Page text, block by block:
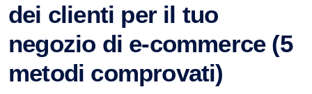
dei clienti per il tuo
negozio di e-commerce (5
metodi comprovati)